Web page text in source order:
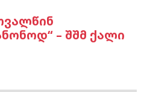
– შშმ ქალი